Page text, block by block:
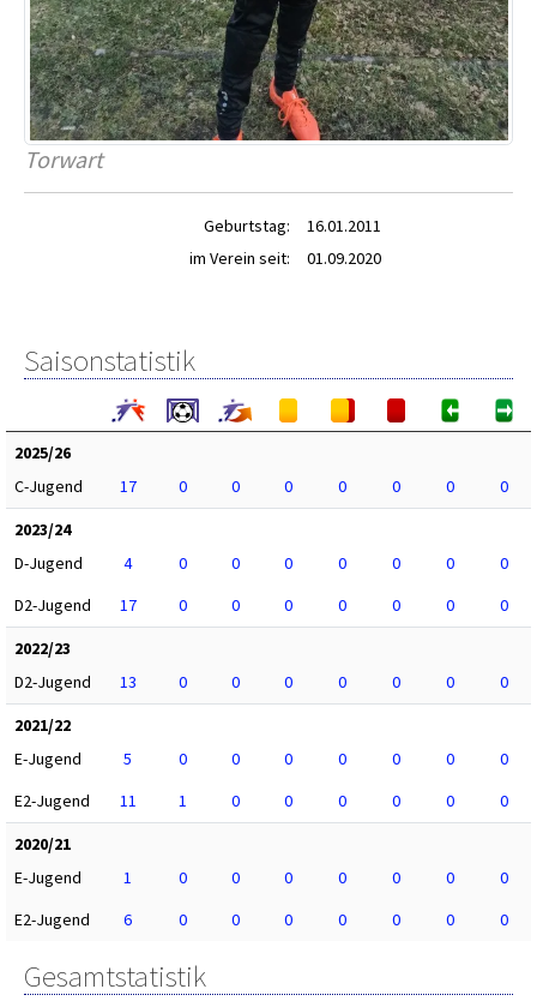
Torwart
Geburtstag:
16.01.2011
im Verein seit:
01.09.2020
Saisonstatistik
2025/26
C-Jugend
17 0 0 0 0 0 0
0
2023/24
D-Jugend
4 0 0 0 0 0 0
0
D2-Jugend
17 0 0 0 0 0 0
0
2022/23
D2-Jugend
13 0 0 0 0 0 0
0
2021/22
E-Jugend
5 0 0 0 0 0 0
0
E2-Jugend
11 1 0 0 0 0 0
0
2020/21
E-Jugend
1 0 0 0 0 0 0
0
E2-Jugend
6 0 0 0 0 0 0 0
Gesamtstatistik